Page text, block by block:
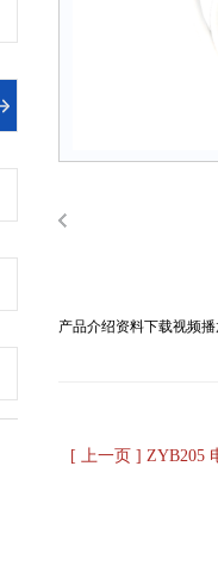
产品介绍资料下载视频
[ 上一页 ] ZYB205